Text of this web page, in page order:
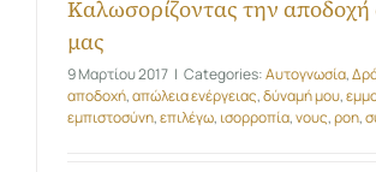
Καλωσορίζοντας την
μας
9 Μαρτίου 2017 | Categories:Αυτογνωσία,
αποδοχή,απώλεια ενέργειας,δύναμή μου,
εμπιστοσύνη,επιλέγω, ισορροπία,νους,ροη,